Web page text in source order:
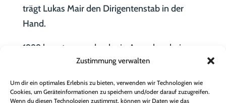
Zustimmung verwalten
Um dir ein optimales Erlebnis zu bieten, verwenden wir Technologien wie
Cookies, um Geräteinformationen zu speichern und/oder darauf zuzugreifen.
Wenn du diesen Technologien zustimmst, können wir Daten wie das
trägt Lukas Mair den Dirigentenstab in der
Hand.
1999 konnte man durch ein Ansuchen beim
letzten lebenden Verwandten des Malers Franz
von Defregger eine Namensänderung
erreichen. Seitdem trägt die Musikkapelle